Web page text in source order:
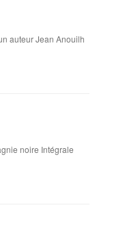
auteur Jean Anouilh
noire Intégrale